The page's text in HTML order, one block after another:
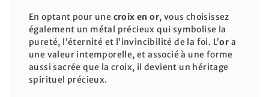
En optant pour une croix en or, vous choisissez
également un métal précieux qui symbolise la
pureté, l’éternité et l’invincibilité de la foi. L’or a
une valeur intemporelle, et associé à une forme
aussi sacrée que la croix, il devient un héritage
spirituel précieux.